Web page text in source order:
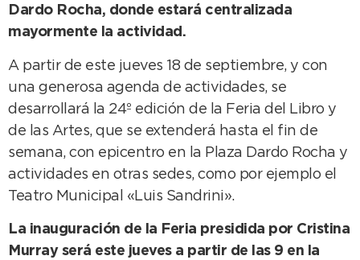
Dardo Rocha, donde estará centralizada
mayormente la actividad.
A partir de este jueves 18 de septiembre, y con
una generosa agenda de actividades, se
desarrollará la 24º edición de la Feria del Libro y
de las Artes, que se extenderá hasta el fin de
semana, con epicentro en la Plaza Dardo Rocha y
actividades en otras sedes, como por ejemplo el
Teatro Municipal «Luis Sandrini».
La inauguración de la Feria presidida por Cristina
Murray será este jueves a partir de las 9 en la